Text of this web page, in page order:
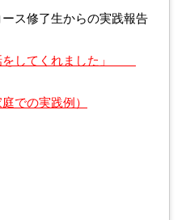
ス修了生からの実践報告
をしてくれました」
での実践例）